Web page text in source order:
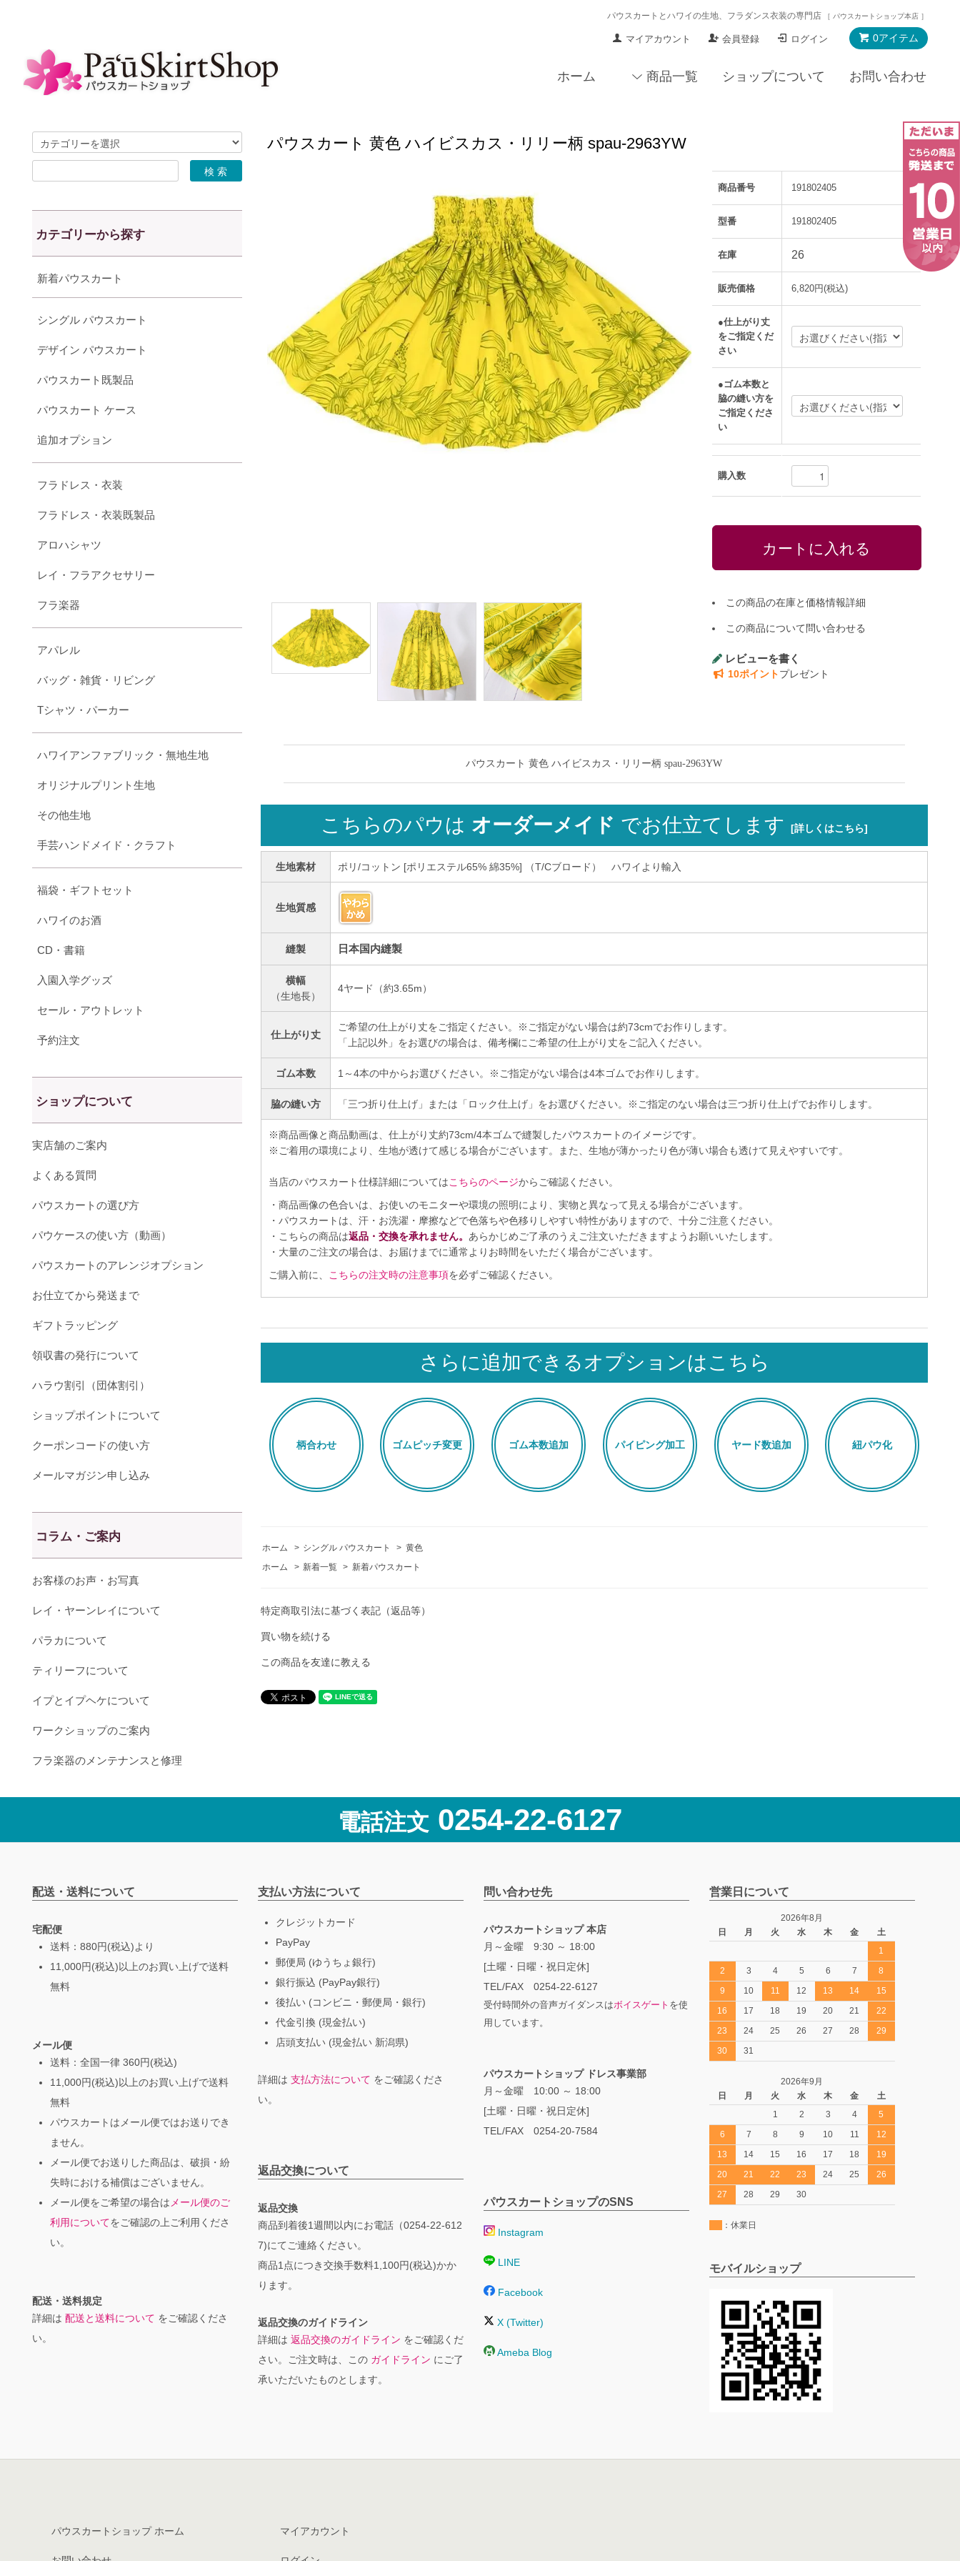
パウスカートとハワイの生地、フラダンス衣装の専門店 ［ パウスカートショップ本店 ］
0アイテム
マイアカウント 会員登録 ログイン
ホーム 商品一覧 ショップについて お問い合わせ
パウスカート 黄色 ハイビスカス・リリー柄 spau-2963YW
商品番号 191802405
型番 191802405
在庫 26
販売価格 6,820円(税込)
●仕上がり丈
をご指定くだ
さい
●ゴム本数と
脇の縫い方を
ご指定くださ
い
購入数
この商品の在庫と価格情報詳細
この商品について問い合わせる
レビューを書く
10ポイントプレゼント
パウスカート 黄色 ハイビスカス・リリー柄 spau-2963YW
こちらのパウは オーダーメイド でお仕立てします [詳しくはこちら]
生地素材 ポリ/コットン [ポリエステル65% 綿35%] （T/Cブロード） ハワイより輸入
生地質感
縫製 日本国内縫製
横幅
（生地長）
4ヤード（約3.65m）
仕上がり丈
ご希望の仕上がり丈をご指定ください。※ご指定がない場合は約73cmでお作りします。
「上記以外」をお選びの場合は、備考欄にご希望の仕上がり丈をご記入ください。
ゴム本数 1～4本の中からお選びください。※ご指定がない場合は4本ゴムでお作りします。
脇の縫い方 「三つ折り仕上げ」または「ロック仕上げ」をお選びください。※ご指定のない場合は三つ折り仕上げでお作りします。
※商品画像と商品動画は、仕上がり丈約73cm/4本ゴムで縫製したパウスカートのイメージです。
※ご着用の環境により、生地が透けて感じる場合がございます。また、生地が薄かったり色が薄い場合も透けて見えやすいです。
当店のパウスカート仕様詳細についてはこちらのページからご確認ください。
・商品画像の色合いは、お使いのモニターや環境の照明により、実物と異なって見える場合がございます。
・パウスカートは、汗・お洗濯・摩擦などで色落ちや色移りしやすい特性がありますので、十分ご注意ください。
・こちらの商品は返品・交換を承れません。 あらかじめご了承のうえご注文いただきますようお願いいたします。
・大量のご注文の場合は、お届けまでに通常よりお時間をいただく場合がございます。
ご購入前に、
こちらの注文時の注意事項を必ずご確認ください。
さらに追加できるオプションはこちら
柄合わせ ゴムピッチ変更 ゴム本数追加 パイピング加工 ヤード数追加 紐パウ化
ホーム > シングル パウスカート > 黄色
ホーム
> 新着一覧 > 新着パウスカート
特定商取引法に基づく表記（返品等）
買い物を続ける
この商品を友達に教える
カテゴリーから探す
新着パウスカート
シングル パウスカート
デザイン パウスカート
パウスカート既製品
パウスカート ケース
追加オプション
フラドレス・衣装
フラドレス・衣装既製品
アロハシャツ
レイ・フラアクセサリー
フラ楽器
アパレル
バッグ・雑貨・リビング
Tシャツ・パーカー
ハワイアンファブリック・無地生地
オリジナルプリント生地
その他生地
手芸ハンドメイド・クラフト
福袋・ギフトセット
ハワイのお酒
CD・書籍
入園入学グッズ
セール・アウトレット
予約注文
ショップについて
実店舗のご案内
よくある質問
パウスカートの選び方
パウケースの使い方（動画）
パウスカートのアレンジオプション
お仕立てから発送まで
ギフトラッピング
領収書の発行について
ハラウ割引（団体割引）
ショップポイントについて
クーポンコードの使い方
メールマガジン申し込み
コラム・ご案内
お客様のお声・お写真
レイ・ヤーンレイについて
パラカについて
ティリーフについて
イプとイプヘケについて
ワークショップのご案内
フラ楽器のメンテナンスと修理
電話注文 0254-22-6127
配送・送料について
宅配便
送料：880円(税込)より
11,000円(税込)以上のお買い上げで送料
無料
メール便
送料：全国一律 360円(税込)
11,000円(税込)以上のお買い上げで送料
無料
パウスカートはメール便ではお送りでき
ません。
メール便でお送りした商品は、破損・紛
失時における補償はございません。
メール便をご希望の場合はメール便のご
利用についてをご確認の上ご利用くださ
い。
配送・送料規定
詳細は 配送と送料について をご確認くださ
い。
支払い方法について
クレジットカード
PayPay
郵便局 (ゆうちょ銀行)
銀行振込 (PayPay銀行)
後払い (コンビニ・郵便局・銀行)
代金引換 (現金払い)
店頭支払い (現金払い 新潟県)
詳細は 支払方法について をご確認くださ
い。
問い合わせ先
パウスカートショップ 本店
月～金曜 9:30 ～ 18:00
[土曜・日曜・祝日定休]
TEL/FAX 0254-22-6127
受付時間外の音声ガイダンスはボイスゲート を使
用しています。
パウスカートショップ ドレス事業部
月～金曜 10:00 ～ 18:00
[土曜・日曜・祝日定休]
TEL/FAX 0254-20-7584
営業日について
2026年8月
日
月 火 水 木 金
土
1
2
3 4 5 6 7
8
9
10 11 12 13 14
15
16
17 18 19 20 21
22
23
24 25 26 27 28
29
30
31
2026年9月
日
月 火 水 木 金
土
1
2 3 4
5
6
7 8 9 10 11
12
13
14 15 16 17 18
19
20
21 22 23 24 25
26
27
28 29 30
：休業日
返品交換について
返品交換
商品到着後1週間以内にお電話（0254-22-612
7)にてご連絡ください。
商品1点につき交換手数料1,100円(税込)かか
ります。
返品交換のガイドライン
詳細は 返品交換のガイドライン をご確認くだ
さい。ご注文時は、この ガイドライン にご了
承いただいたものとします。
パウスカートショップのSNS
Instagram
LINE
Facebook
X (Twitter)
Ameba Blog
モバイルショップ
パウスカートショップ ホーム マイアカウント